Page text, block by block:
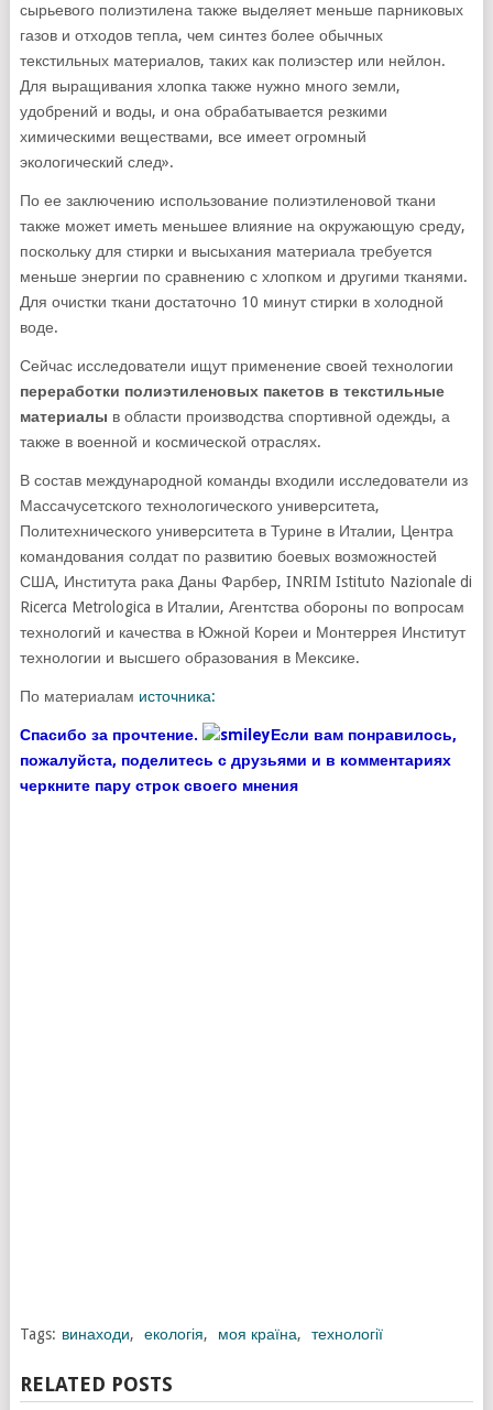
сырьевого полиэтилена также выделяет меньше парниковых
газов и отходов тепла, чем синтез более обычных
текстильных материалов, таких как полиэстер или нейлон.
Для выращивания хлопка также нужно много земли,
удобрений и воды, и она обрабатывается резкими
химическими веществами, все имеет огромный
экологический след».
По ее заключению использование полиэтиленовой ткани
также может иметь меньшее влияние на окружающую среду,
поскольку для стирки и высыхания материала требуется
меньше энергии по сравнению с хлопком и другими тканями.
Для очистки ткани достаточно 10 минут стирки в холодной
воде.
Сейчас исследователи ищут применение своей технологии
переработки полиэтиленовых пакетов в текстильные
материалы в области производства спортивной одежды, а
также в военной и космической отраслях.
В состав международной команды входили исследователи из
Массачусетского технологического университета,
Политехнического университета в Турине в Италии, Центра
командования солдат по развитию боевых возможностей
США, Института рака Даны Фарбер, INRIM Istituto Nazionale di
Ricerca Metrologica в Италии, Агентства обороны по вопросам
технологий и качества в Южной Кореи и Монтеррея Институт
технологии и высшего образования в Мексике.
По материалам источника:
Спасибо за прочтение.
Если вам понравилось,
пожалуйста, поделитесь с друзьями и в комментариях
черкните пару строк своего мнения
Tags: винаходи, екологія, моя країна, технології
RELATED POSTS